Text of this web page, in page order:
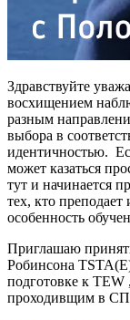
Здравствуйте
восхищением
разным
выбора в
идентичностью.
может казаться
тут и начинается
тех, кто
особенность
Приглашаю
Робинсона
подготовке к
проходивщим в